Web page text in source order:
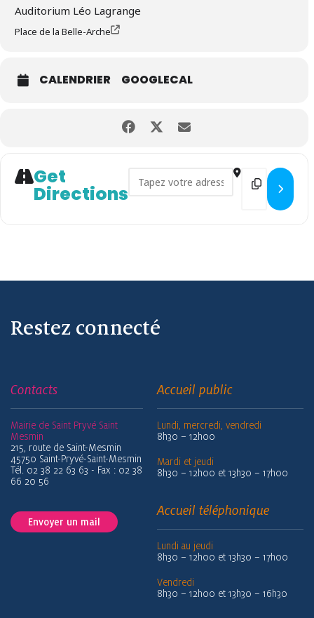
Auditorium Léo Lagrange
Place de la Belle-Arche
CALENDRIER GOOGLECAL
Get
Directions
Address - Théâtre Opération
Restez connecté
Contacts
Mairie de Saint Pryvé Saint
Mesmin
215, route de Saint-Mesmin
45750 Saint-Pryvé-Saint-Mesmin
Tél. 02 38 22 63 63 - Fax : 02 38
66 20 56
Envoyer un mail
Accueil public
Lundi, mercredi, vendredi
8h30 – 12h00
Mardi et jeudi
8h30 – 12h00 et 13h30 – 17h00
Accueil téléphonique
Lundi au jeudi
8h30 – 12h00 et 13h30 – 17h00
Vendredi
8h30 – 12h00 et 13h30 – 16h30